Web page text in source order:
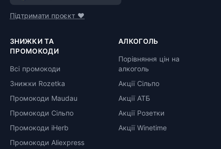
Підтримати проєкт ❤️
ЗНИЖКИ ТА
ПРОМОКОДИ
Всі промокоди
Знижки Rozetka
Промокоди Maudau
Промокоди Сільпо
Промокоди iHerb
Промокоди Aliexpress
АЛКОГОЛЬ
Порівняння цін на
алкоголь
Акції Сільпо
Акції АТБ
Акції Розетки
Акції Winetime